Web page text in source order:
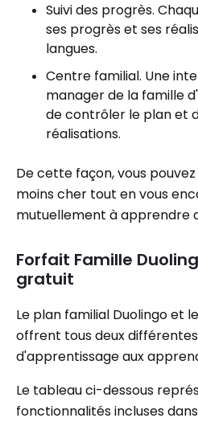
Suivi des progrès.
ses progrès et ses
langues.
Centre familial. Une
manager de la famille
de contrôler le plan et
réalisations.
De cette façon, vous
moins cher tout en vous
mutuellement à apprendre
Forfait Famille
gratuit
Le plan familial Duolingo et
offrent tous deux
d'apprentissage aux
Le tableau ci-dessous
fonctionnalités incluses